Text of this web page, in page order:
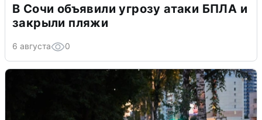
В Сочи объявили угрозу атаки БПЛА и
закрыли пляжи
6 августа 0